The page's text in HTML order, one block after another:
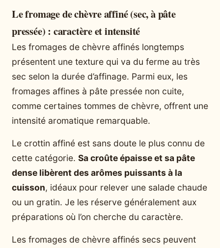
Le fromage de chèvre affiné (sec, à pâte
pressée) : caractère et intensité
Les fromages de chèvre affinés longtemps
présentent une texture qui va du ferme au très
sec selon la durée d’affinage. Parmi eux, les
fromages affines à pâte pressée non cuite,
comme certaines tommes de chèvre, offrent une
intensité aromatique remarquable.
Le crottin affiné est sans doute le plus connu de
cette catégorie. Sa croûte épaisse et sa pâte
dense libèrent des arômes puissants à la
cuisson, idéaux pour relever une salade chaude
ou un gratin. Je les réserve généralement aux
préparations où l’on cherche du caractère.
Les fromages de chèvre affinés secs peuvent